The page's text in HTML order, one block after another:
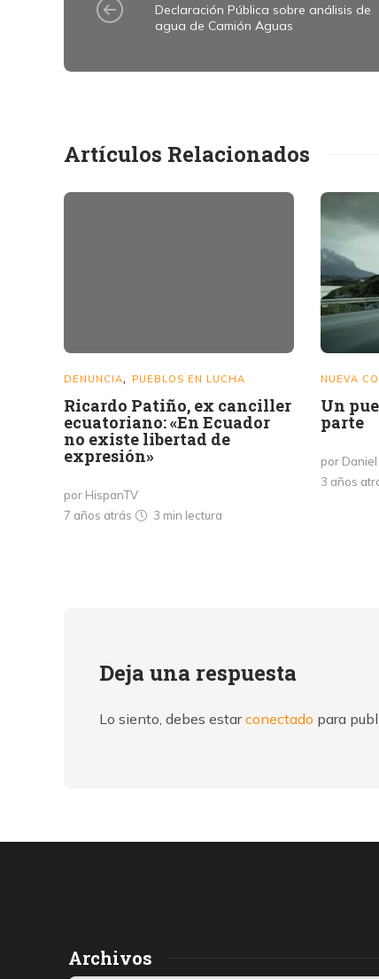
Declaración Pública sobre análisis de
agua de Camión Aguas
Artículos Relacionados
DENUNCIA PUEBLOS EN LUCHA
Ricardo Patiño, ex canciller
ecuatoriano: «En Ecuador
no existe libertad de
expresión»
por HispanTV
7 años atrás
3 min lectura
NUEVA
Un
parte
por
3 años
Deja una respuesta
Lo siento, debes estarconectado para
Archivos